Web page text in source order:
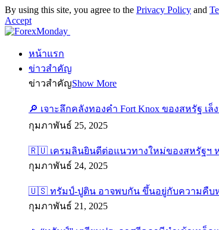
By using this site, you agree to the Privacy Policy and
Accept
หน้าแรก
ข่าวสำคัญ
ข่าวสำคัญShow More
🔎 เจาะลึกคลังทองคำ Fort Knox ของสหรัฐ เ
กุมภาพันธ์ 25, 2025
🇷🇺 เครมลินยินดีต่อแนวทางใหม่ของสหรัฐฯ
กุมภาพันธ์ 24, 2025
🇺🇸 ทรัมป์-ปูติน อาจพบกัน ขึ้นอยู่กับความคืบ
กุมภาพันธ์ 21, 2025